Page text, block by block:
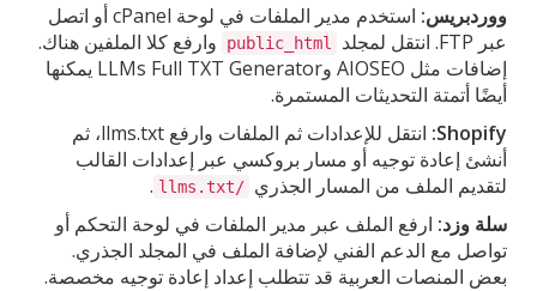
ووردبريس:
استخدم مدير الملفات في لوحة cPanel أو اتصل
عبر FTP. انتقل لمجلد
public_html
وارفع كلا الملفين هناك.
إضافات مثل AIOSEO وLLMs Full TXT Generator يمكنها
أيضًا أتمتة التحديثات المستمرة.
Shopify:
انتقل للإعدادات ثم الملفات وارفع llms.txt، ثم
أنشئ إعادة توجيه أو مسار بروكسي عبر إعدادات القالب
لتقديم الملف من المسار الجذري /llms.txt
.
سلة وزد: ارفع الملف عبر مدير الملفات في لوحة التحكم أو
تواصل مع الدعم الفني لإضافة الملف في المجلد الجذري.
بعض المنصات العربية قد تتطلب إعداد إعادة توجيه مخصصة.